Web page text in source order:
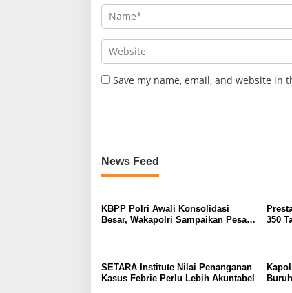
Save my name, email, and website
News Feed
KBPP Polri Awali Konsolidasi
Besar, Wakapolri Sampaikan Pesan
350
SETARA Institute Nilai Penanganan
Kasus Febrie Perlu Lebih Akuntabel